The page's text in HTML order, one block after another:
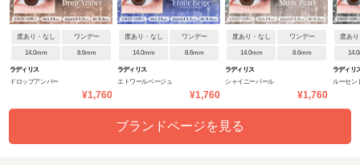
度あり・なし ワンデー
14.0mm 8.6mm
ラディリス
ドロップアンバー
¥1,760
度あり・なし ワンデー
14.0mm 8.6mm
ラディリス
エトワールベージュ
¥1,760
度あり・なし ワンデー
14.0mm 8.6mm
ラディリス
シャイニーパール
¥1,760
度あ
ラディリ
ルーセン
ブランドページを見る